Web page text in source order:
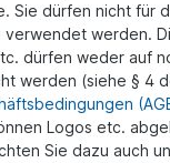
Sie dürfen nicht für
werden.
dürfen weder auf
werden (siehe § 4
Logos etc.
Sie dazu auch